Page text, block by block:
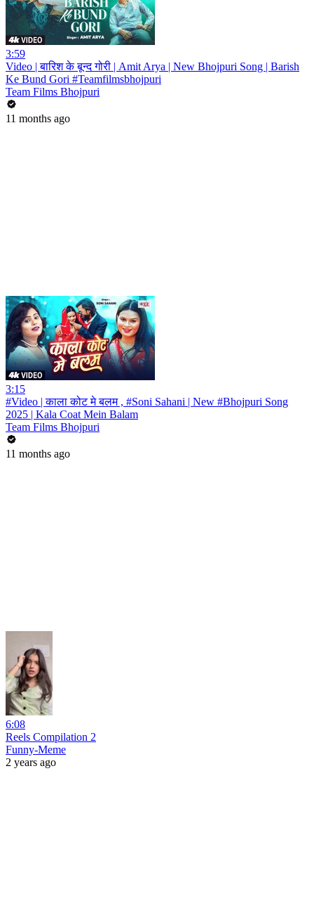
3:59
Video | बारिश के बून्द गोरी | Amit Arya | New Bhojpuri Song | Barish
Ke Bund Gori #Teamfilmsbhojpuri
Team Films Bhojpuri
11 months ago
3:15
#Video | काला कोट मे बलम , #Soni Sahani | New #Bhojpuri Song
2025 | Kala Coat Mein Balam
Team Films Bhojpuri
11 months ago
6:08
Reels Compilation 2
Funny-Meme
2 years ago